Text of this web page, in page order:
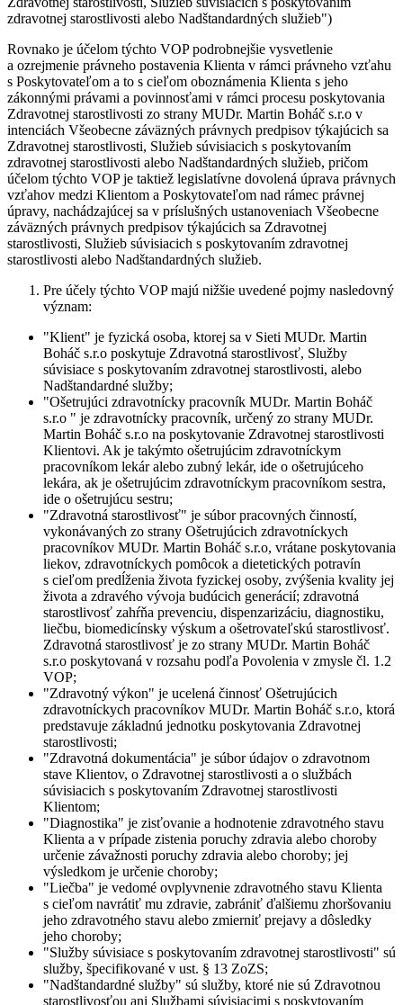
zdravotnej starostlivosti alebo Nadštandardných služieb")
Rovnako je účelom týchto VOP podrobnejšie vysvetlenie
a ozrejmenie právneho postavenia Klienta v rámci právneho vzťahu
s Poskytovateľom a to s cieľom oboznámenia Klienta s jeho
zákonnými právami a povinnosťami v rámci procesu poskytovania
Zdravotnej starostlivosti zo strany MUDr. Martin Boháč s.r.o v
intenciách Všeobecne záväzných právnych predpisov týkajúcich sa
Zdravotnej starostlivosti, Služieb súvisiacich s poskytovaním
zdravotnej starostlivosti alebo Nadštandardných služieb, pričom
účelom týchto VOP je taktiež legislatívne dovolená úprava právnych
vzťahov medzi Klientom a Poskytovateľom nad rámec právnej
úpravy, nachádzajúcej sa v príslušných ustanoveniach Všeobecne
záväzných právnych predpisov týkajúcich sa Zdravotnej
starostlivosti, Služieb súvisiacich s poskytovaním zdravotnej
starostlivosti alebo Nadštandardných služieb.
Pre účely týchto VOP majú nižšie uvedené pojmy nasledovný
význam:
"Klient" je fyzická osoba, ktorej sa v Sieti MUDr. Martin
Boháč s.r.o poskytuje Zdravotná starostlivosť, Služby
súvisiace s poskytovaním zdravotnej starostlivosti, alebo
Nadštandardné služby;
"Ošetrujúci zdravotnícky pracovník MUDr. Martin Boháč
s.r.o " je zdravotnícky pracovník, určený zo strany MUDr.
Martin Boháč s.r.o na poskytovanie Zdravotnej starostlivosti
Klientovi. Ak je takýmto ošetrujúcim zdravotníckym
pracovníkom lekár alebo zubný lekár, ide o ošetrujúceho
lekára, ak je ošetrujúcim zdravotníckym pracovníkom sestra,
ide o ošetrujúcu sestru;
"Zdravotná starostlivosť" je súbor pracovných činností,
vykonávaných zo strany Ošetrujúcich zdravotníckych
pracovníkov MUDr. Martin Boháč s.r.o, vrátane poskytovania
liekov, zdravotníckych pomôcok a dietetických potravín
s cieľom predĺženia života fyzickej osoby, zvýšenia kvality jej
života a zdravého vývoja budúcich generácií; zdravotná
starostlivosť zahŕňa prevenciu, dispenzarizáciu, diagnostiku,
liečbu, biomedicínsky výskum a ošetrovateľskú starostlivosť.
Zdravotná starostlivosť je zo strany MUDr. Martin Boháč
s.r.o poskytovaná v rozsahu podľa Povolenia v zmysle čl. 1.2
VOP;
"Zdravotný výkon" je ucelená činnosť Ošetrujúcich
zdravotníckych pracovníkov MUDr. Martin Boháč s.r.o, ktorá
predstavuje základnú jednotku poskytovania Zdravotnej
starostlivosti;
"Zdravotná dokumentácia" je súbor údajov o zdravotnom
stave Klientov, o Zdravotnej starostlivosti a o službách
súvisiacich s poskytovaním Zdravotnej starostlivosti
Klientom;
"Diagnostika" je zisťovanie a hodnotenie zdravotného stavu
Klienta a v prípade zistenia poruchy zdravia alebo choroby
určenie závažnosti poruchy zdravia alebo choroby; jej
výsledkom je určenie choroby;
"Liečba" je vedomé ovplyvnenie zdravotného stavu Klienta
s cieľom navrátiť mu zdravie, zabrániť ďalšiemu zhoršovaniu
jeho zdravotného stavu alebo zmierniť prejavy a dôsledky
jeho choroby;
"Služby súvisiace s poskytovaním zdravotnej starostlivosti" sú
služby, špecifikované v ust. § 13 ZoZS;
"Nadštandardné služby" sú služby, ktoré nie sú Zdravotnou
starostlivosťou ani Službami súvisiacimi s poskytovaním